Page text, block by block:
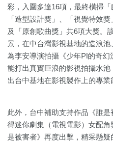
彩，入圍多達16項，最終橫掃「
「造型設計獎」、「視覺特效
及「原創歌曲獎」共6項大獎。
景，在中台灣影視基地的造浪
為李安導演拍攝《少年PI的奇
能打出真實巨浪的影視拍攝水
出台中基地在影視製作上的專業
此外，台中補助支持作品《誰
得迷你劇集（電視電影）女配
是被害者》再度出擊，精采懸